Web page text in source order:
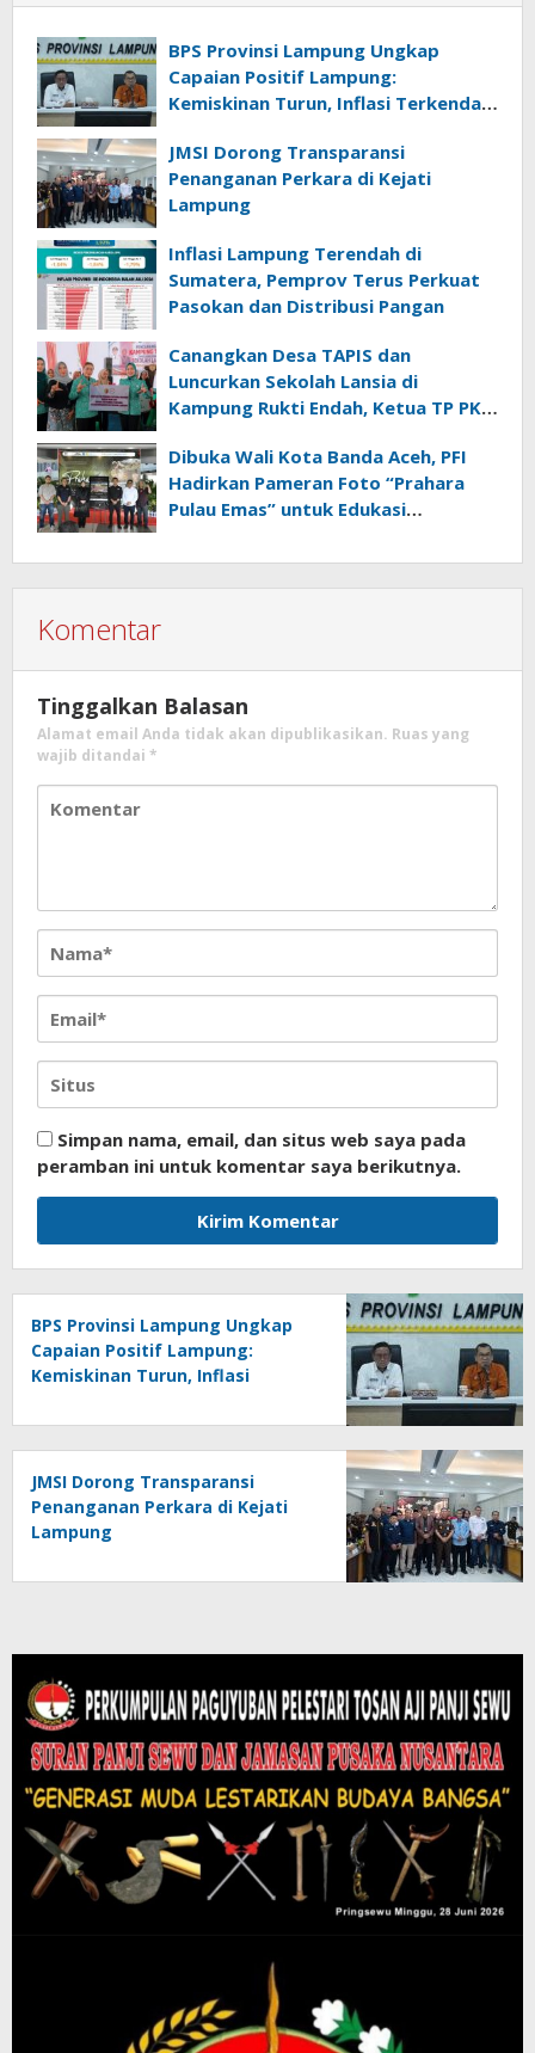
BPS Provinsi Lampung Ungkap
Capaian Positif Lampung:
Kemiskinan Turun, Inflasi Terkendali,
JMSI Dorong Transparansi
Penanganan Perkara di Kejati
Lampung
Inflasi Lampung Terendah di
Sumatera, Pemprov Terus Perkuat
Pasokan dan Distribusi Pangan
Canangkan Desa TAPIS dan
Luncurkan Sekolah Lansia di
Kampung Rukti Endah, Ketua TP PKK
SDM Dimulai dari Desa
Dibuka Wali Kota Banda Aceh, PFI
Hadirkan Pameran Foto “Prahara
Pulau Emas” untuk Edukasi
Komentar
Tinggalkan Balasan
Alamat email Anda tidak akan dipublikasikan. Ruas yang
wajib ditandai *
Simpan nama, email, dan situs web saya pada
peramban ini untuk komentar saya berikutnya.
BPS Provinsi Lampung Ungkap
Capaian Positif Lampung:
Kemiskinan Turun, Inflasi
Tumbuh
JMSI Dorong Transparansi
Penanganan Perkara di Kejati
Lampung